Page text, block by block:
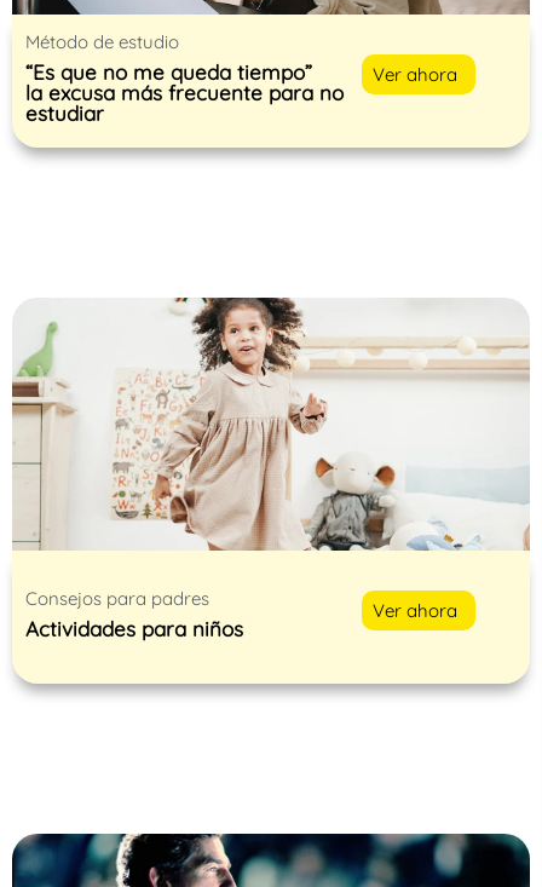
Método de estudio
“Es que no me queda tiempo”
la excusa más frecuente para no
estudiar
Ver ahora
Consejos para padres
Actividades para niños
Ver ahora